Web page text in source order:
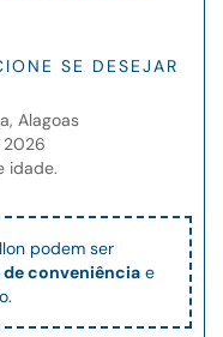
SE DESEJAR
Alagoas
2026
idade.
podem ser
de conveniência e